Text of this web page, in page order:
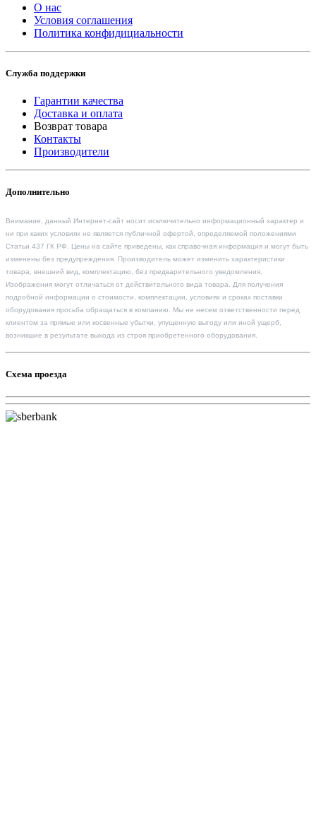
О нас
Условия соглашения
Политика конфидициальности
Служба поддержки
Гарантии качества
Доставка и оплата
Возврат товара
Контакты
Производители
Дополнительно
Внимание, данный Интернет-сайт носит исключительно информационный характер и
ни при каких условиях не является публичной офертой, определяемой положениями
Статьи 437 ГК РФ. Цены на сайте приведены, как справочная информация и могут быть
изменены без предупреждения. Производитель может изменить характеристики
товара, внешний вид, комплектацию, без предварительного уведомления.
Изображения могут отличаться от действительного вида товара. Для получения
подробной информации о стоимости, комплектации, условиях и сроках поставки
оборудования просьба обращаться в компанию. Мы не несем ответственности перед
клиентом за прямые или косвенные убытки, упущенную выгоду или иной ущерб,
возникшие в результате выхода из строя приобретенного оборудования.
Схема проезда